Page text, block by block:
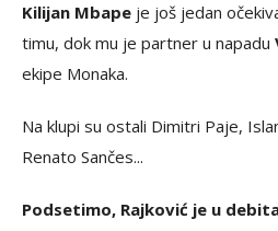
Kilijan Mbape je još jedan
timu, dok mu je partner u napadu
ekipe Monaka.
Na klupi su ostali Dimitri Paje,
Renato Sančes...
Podsetimo, Rajković je u